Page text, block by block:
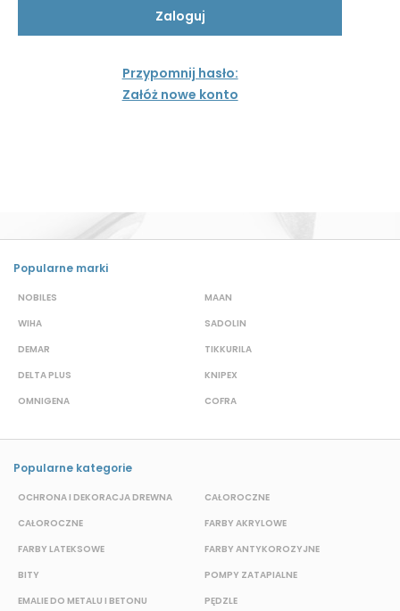
Przypomnij hasło:
Załóż nowe konto
Popularne marki
NOBILES
WIHA
DEMAR
DELTA PLUS
OMNIGENA
MAAN
SADOLIN
TIKKURILA
KNIPEX
COFRA
Popularne kategorie
OCHRONA I DEKORACJA DREWNA
CAŁOROCZNE
FARBY LATEKSOWE
BITY
EMALIE DO METALU I BETONU
CAŁOROCZNE
FARBY AKRYLOWE
FARBY ANTYKOROZYJNE
POMPY ZATAPIALNE
PĘDZLE